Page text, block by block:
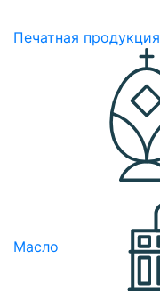
Печатная продукция
Масло